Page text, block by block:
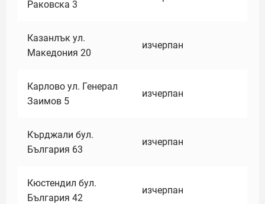
Раковска 3
Казанлък ул.
Македония 20
изчерпан
Карлово ул. Генерал
Заимов 5
изчерпан
Кърджали бул.
България 63
изчерпан
Кюстендил бул.
България 42
изчерпан